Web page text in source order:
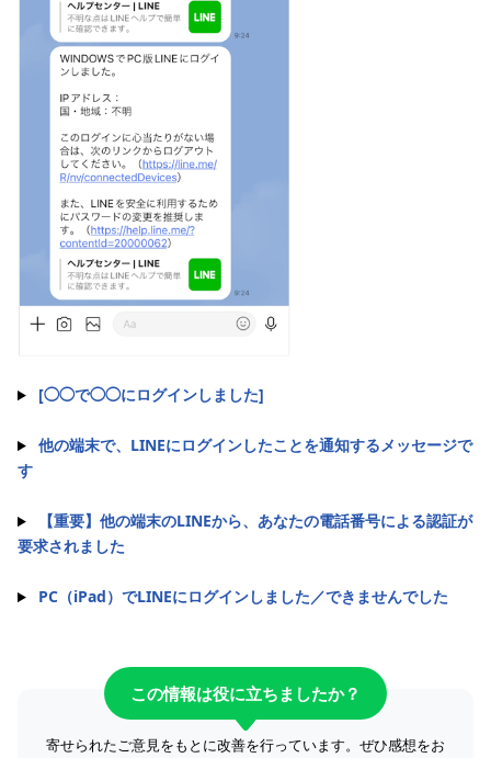
[◯◯で◯◯にログインしました]
他の端末で、LINEにログインしたことを通知するメッセージで
す
【重要】他の端末のLINEから、あなたの電話番号による認証が
要求されました
PC（iPad）でLINEにログインしました／できませんでした
この情報は役に立ちましたか？
寄せられたご意見をもとに改善を行っています。ぜひ感想をお